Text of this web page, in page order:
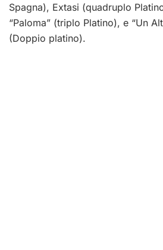
Spagna), Extasi (quadruplo
“Paloma” (triplo Platino), e “Un
(Doppio platino).